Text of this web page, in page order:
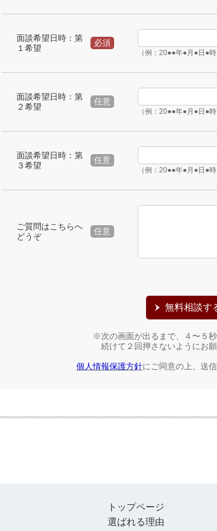
面談希望日時：第
１希望
必須
（例：20●●年●月●日●時
面談希望日時：第
２希望
任意
（例：20●●年●月●日●時
面談希望日時：第
３希望
任意
（例：20●●年●月●日●時
ご質問はこちらへ
どうぞ
任意
※次の画面が出るまで、４〜５秒
続けて２回押さないようにお願
個人情報保護方針にご同意の上、送
トップページ
選ばれる理由